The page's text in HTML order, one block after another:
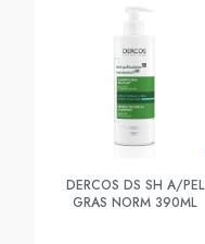
DERCOS DS SH A/PEL
GRAS NORM 390ML